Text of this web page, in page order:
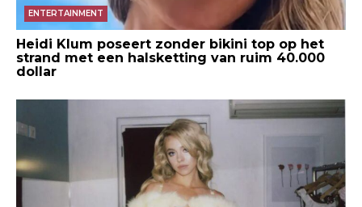
ENTERTAINMENT
Heidi Klum poseert zonder bikini top op het
strand met een halsketting van ruim 40.000
dollar